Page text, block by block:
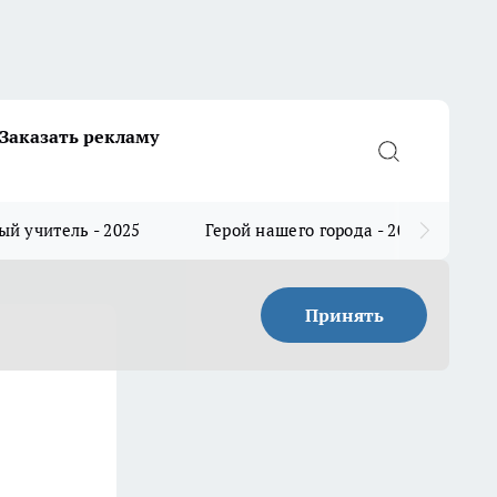
Заказать рекламу
учитель - 2025 Герой нашего города - 2025
Принять